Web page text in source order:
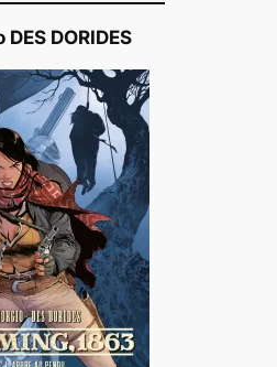
DORIDES